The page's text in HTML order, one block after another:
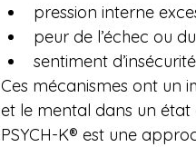
pression interne
peur de l’échec ou
sentiment
Ces mécanismes ont un
et le mental dans un
PSYCH-K® est une